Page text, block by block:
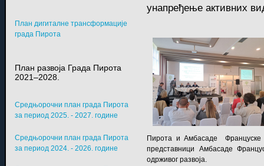
унапређење активних
Пирота и Амбасаде Француске
представници Амбасаде
одрживог развоја.
План дигиталне трансформације
града Пирота
План развоја Града Пирота
2021–2028.
Средњорочни план града Пирота
за период 2025. - 2027. године
Средњорочни план града Пирота
за период 2024. - 2026. године